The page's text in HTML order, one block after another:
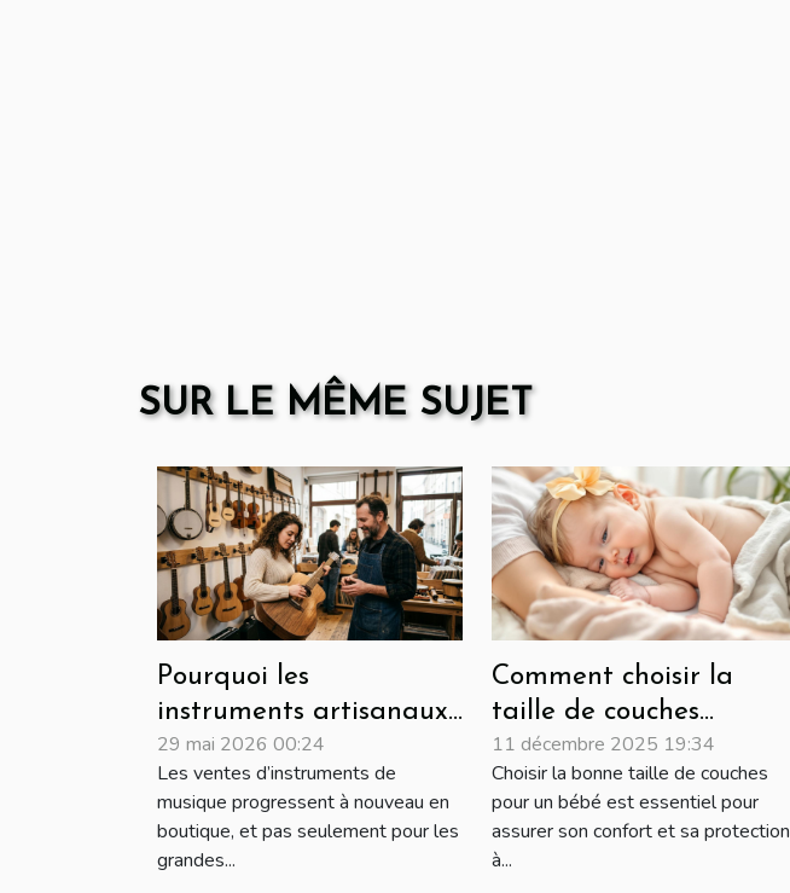
SUR LE MÊME SUJET
Pourquoi les
instruments artisanaux
connaissent un regain
en boutique physique
29 mai 2026 00:24
Les ventes d’instruments de
musique progressent à nouveau en
boutique, et pas seulement pour les
grandes...
Comment choisir la
taille de couches
adaptée à chaque
phase de croissance de
votre bébé?
11 décembre 2025 19:34
Choisir la bonne taille de couches
pour un bébé est essentiel pour
assurer son confort et sa protection
à...